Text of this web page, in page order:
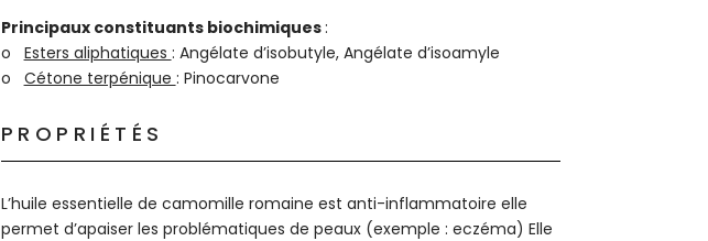
Principaux constituants biochimiques:
o Esters aliphatiques : Angélate d’isobutyle, Angélate d’isoamyle
o Cétone terpénique : Pinocarvone
PROPRIÉTÉS
L’huile essentielle de camomille romaine est anti-inflammatoire elle
permet d’apaiser les problématiques de peaux (exemple : eczéma) Elle